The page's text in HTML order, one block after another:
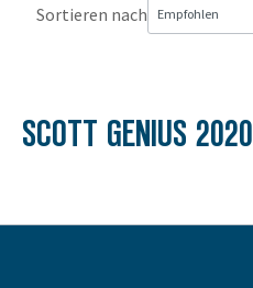
Sortieren nach
SCOTT GENIUS 2020